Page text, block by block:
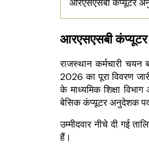
आरएसएसबी
राजस्थान कर्मचारी
2026 का पूरा विवरण
के माध्यमिक शिक्षा
बेसिक कंप्यूटर अनुदेशक
उम्मीदवार नीचे दी गई
हैं।